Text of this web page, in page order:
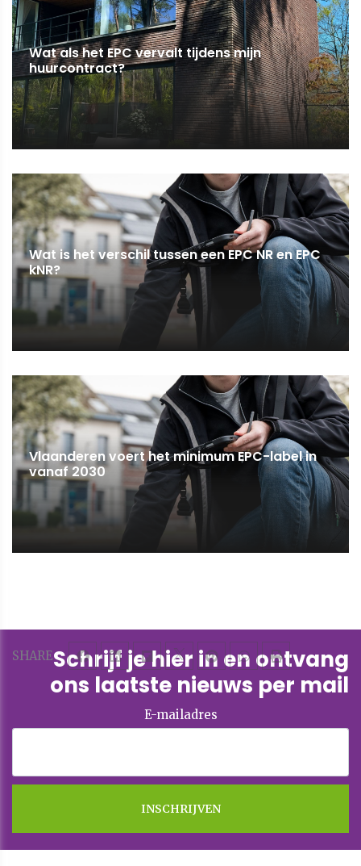
SHARE
Wat als het EPC vervalt tijdens mijn
huurcontract?
Wat is het verschil tussen een EPC NR en EPC
kNR?
Vlaanderen voert het minimum EPC-label in
vanaf 2030
Schrijf je hier in en ontvang
ons laatste nieuws per mail
E-mailadres